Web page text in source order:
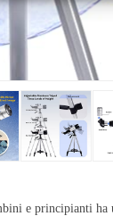
e principianti